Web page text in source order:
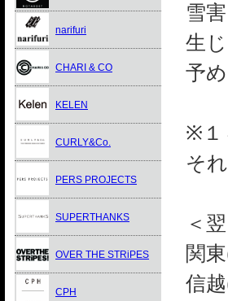
雪
生
予
※１
そ
＜
関
信
narifuri
CHARI & CO
KELEN
CURLY&Co.
PERS PROJECTS
SUPERTHANKS
OVER THE STRiPES
CPH